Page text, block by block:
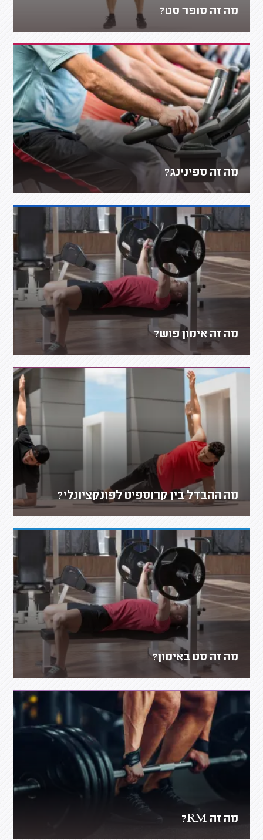
מה זה סופר סט?
מה זה ספינינג?
מה זה אימון פוש?
מה ההבדל בין קרוספיט לפונקציונלי?
מה זה סט באימון?
מה זה RM?